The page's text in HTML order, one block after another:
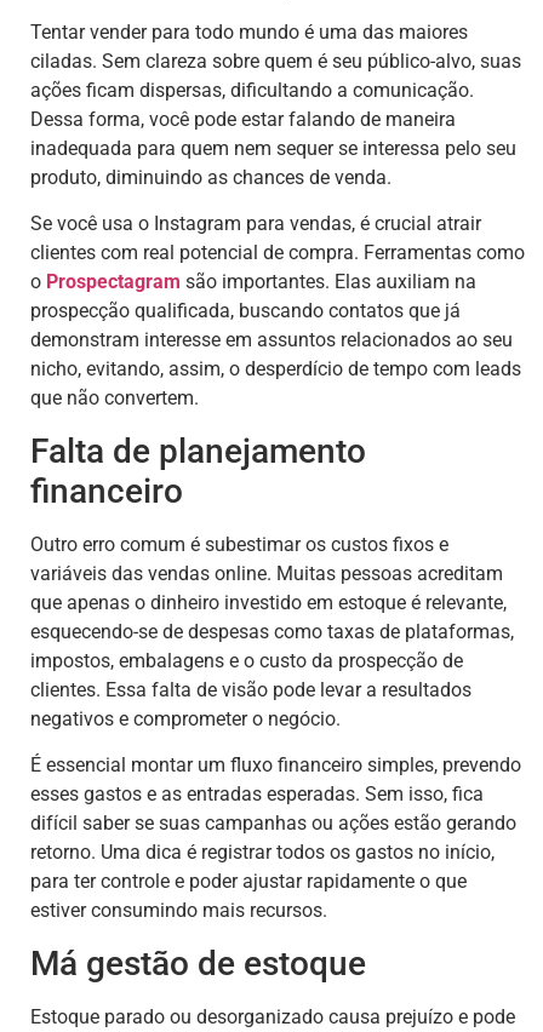
Tentar vender para todo mundo é uma das maiores
ciladas. Sem clareza sobre quem é seu público-alvo, suas
ações ficam dispersas, dificultando a comunicação.
Dessa forma, você pode estar falando de maneira
inadequada para quem nem sequer se interessa pelo seu
produto, diminuindo as chances de venda.
Se você usa o Instagram para vendas, é crucial atrair
clientes com real potencial de compra. Ferramentas como
o Prospectagram são importantes. Elas auxiliam na
prospecção qualificada, buscando contatos que já
demonstram interesse em assuntos relacionados ao seu
nicho, evitando, assim, o desperdício de tempo com leads
que não convertem.
Falta de planejamento
financeiro
Outro erro comum é subestimar os custos fixos e
variáveis das vendas online. Muitas pessoas acreditam
que apenas o dinheiro investido em estoque é relevante,
esquecendo-se de despesas como taxas de plataformas,
impostos, embalagens e o custo da prospecção de
clientes. Essa falta de visão pode levar a resultados
negativos e comprometer o negócio.
É essencial montar um fluxo financeiro simples, prevendo
esses gastos e as entradas esperadas. Sem isso, fica
difícil saber se suas campanhas ou ações estão gerando
retorno. Uma dica é registrar todos os gastos no início,
para ter controle e poder ajustar rapidamente o que
estiver consumindo mais recursos.
Má gestão de estoque
Estoque parado ou desorganizado causa prejuízo e pode